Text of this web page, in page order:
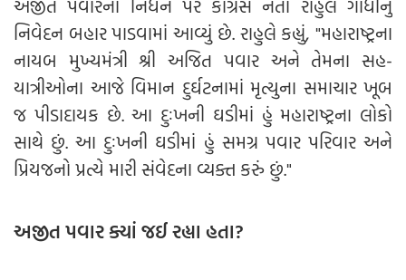
અજીત પવારના નિધન પર કોંગ્રેસ નેતા રાહુલ ગાંધીનું
નિવેદન બહાર પાડવામાં આવ્યું છે. રાહુલે કહ્યું, "મહારાષ્ટ્રના
નાયબ મુખ્યમંત્રી શ્રી અજિત પવાર અને તેમના સહ-
યાત્રીઓના આજે વિમાન દુર્ઘટનામાં મૃત્યુના સમાચાર ખૂબ
જ પીડાદાયક છે. આ દુઃખની ઘડીમાં હું મહારાષ્ટ્રના લોકો
સાથે છું. આ દુઃખની ઘડીમાં હું સમગ્ર પવાર પરિવાર અને
પ્રિયજનો પ્રત્યે મારી સંવેદના વ્યક્ત કરું છું."
અજીત પવાર ક્યાં જઈ રહ્યા હતા?